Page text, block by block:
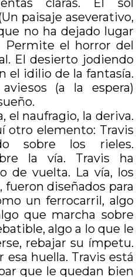
claras. El sol
paisaje aseverativo,
no ha dejado lugar
Permite el horror del
El desierto jodiendo
el idilio de la fantasía.
(a la espera)
el naufragio, la deriva.
otro elemento: Travis
sobre los rieles.
la vía. Travis ha
de vuelta. La vía, los
diseñados para
un ferrocarril, algo
que marcha sobre
algo a lo que le
rebajar su ímpetu.
esa huella. Travis está
que le quedan bien